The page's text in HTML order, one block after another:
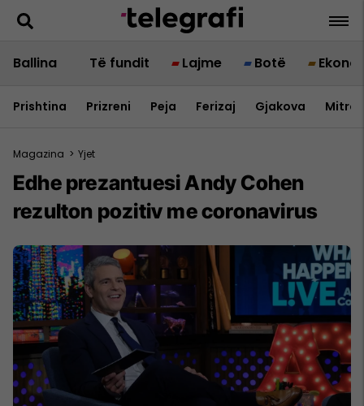
Ballina Të fundit Lajme Botë
Prishtina Prizreni Peja Ferizaj Gjakova
Magazina > Yjet
Edhe prezantuesi Andy Cohen
rezulton pozitiv me coronavirus